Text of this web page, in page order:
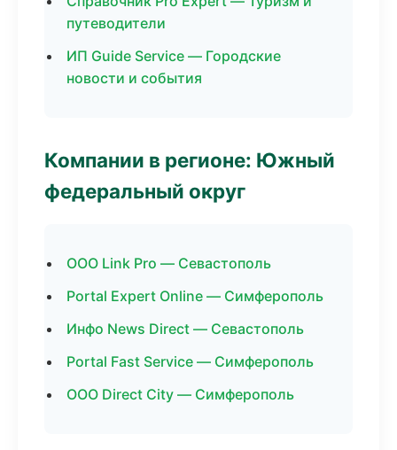
путеводители
ИП Guide Service — Городские
новости и события
Компании в регионе: Южный
федеральный округ
ООО Link Pro — Севастополь
Portal Expert Online — Симферополь
Инфо News Direct — Севастополь
Portal Fast Service — Симферополь
ООО Direct City — Симферополь